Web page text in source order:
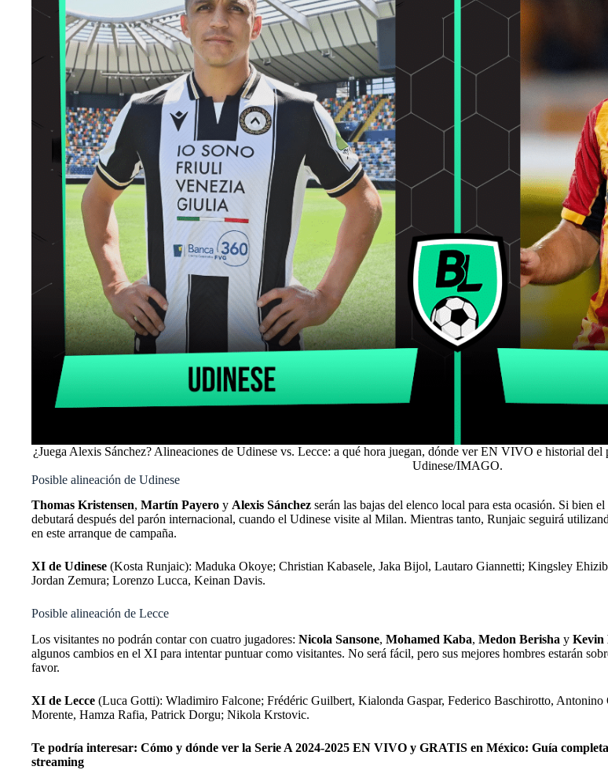
¿Juega Alexis Sánchez? Alineaciones de Udinese vs. Lecce: a qué hora juegan, dónde ver EN VIVO e historial
Udinese/IMAGO.
Posible alineación de Udinese
Thomas Kristensen, Martín Payero y Alexis Sánchez serán las bajas del elenco local para esta ocasión. Si bien
debutará después del parón internacional, cuando el Udinese visite al Milan. Mientras tanto, Runjaic seguirá
en este arranque de campaña.
XI de Udinese (Kosta Runjaic): Maduka Okoye; Christian Kabasele, Jaka Bijol, Lautaro Giannetti; Kingsley
Jordan Zemura; Lorenzo Lucca, Keinan Davis.
Posible alineación de Lecce
Los visitantes no podrán contar con cuatro jugadores: Nicola Sansone, Mohamed Kaba, Medon Berisha y Kevin
algunos cambios en el XI para intentar puntuar como visitantes. No será fácil, pero sus mejores hombres estarán
favor.
XI de Lecce (Luca Gotti): Wladimiro Falcone; Frédéric Guilbert, Kialonda Gaspar, Federico Baschirotto,
Morente, Hamza Rafia, Patrick Dorgu; Nikola Krstovic.
Te podría interesar: Cómo y dónde ver la Serie A 2024-2025 EN VIVO y GRATIS en México: Guía
streaming